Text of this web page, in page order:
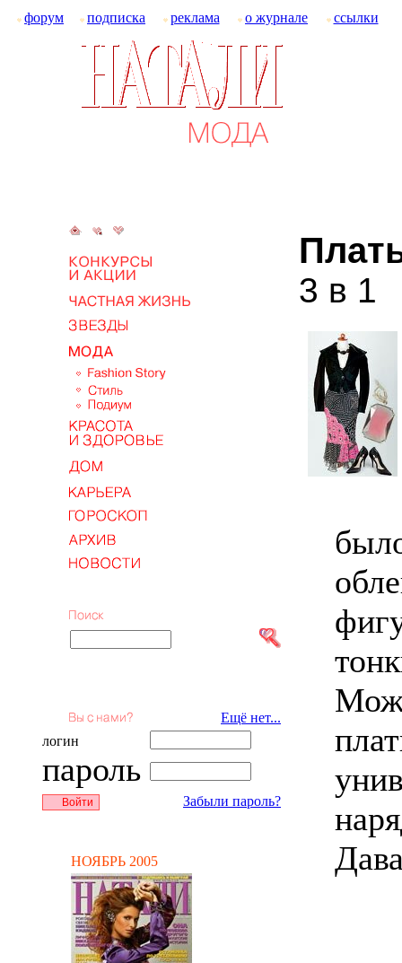
форум подписка реклама о журнале ссылки
Ещё нет...
логин
пароль
Забыли пароль?
НОЯБРЬ 2005
3 в 1